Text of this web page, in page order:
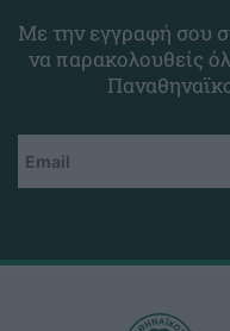
Με την εγγραφή σου
να παρακολουθείς